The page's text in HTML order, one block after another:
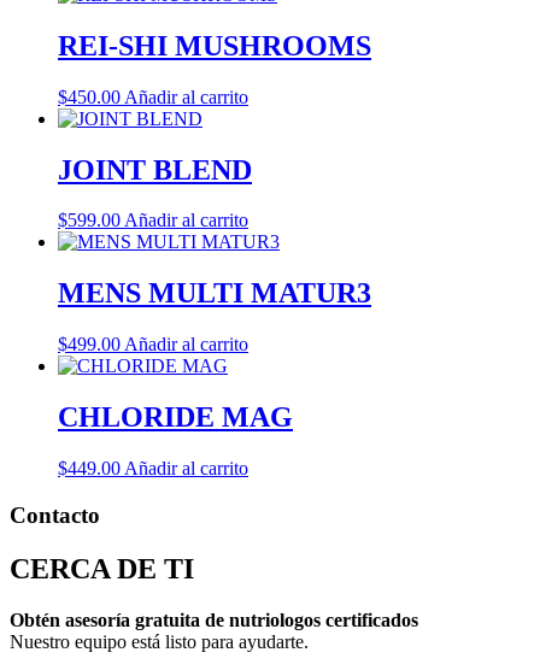
REI-SHI MUSHROOMS
$450.00 Añadir al carrito
JOINT BLEND
$599.00Añadir al carrito
MENS MULTI MATUR3
$499.00 Añadir al carrito
CHLORIDE MAG
$449.00 Añadir al carrito
Contacto
CERCA DE TI
Obtén asesoría gratuita de nutriologos certificados
Nuestro equipo está listo para ayudarte.